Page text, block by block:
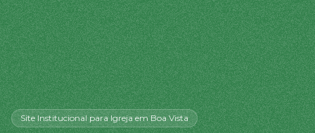
Site Institucionalpara Igrejaem Boa Vista